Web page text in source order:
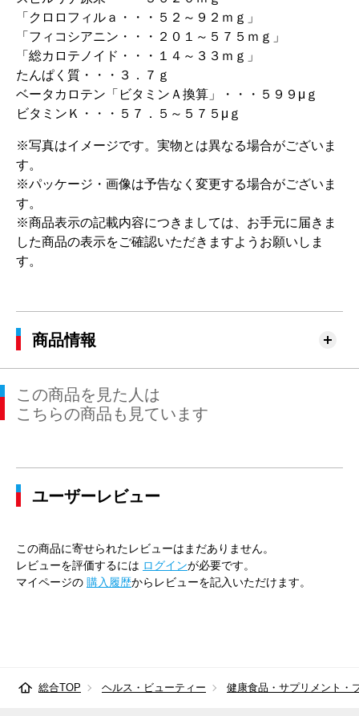
「クロロフィルａ・・・５２～９２ｍｇ」
「フィコシアニン・・・２０１～５７５ｍｇ」
「総カロテノイド・・・１４～３３ｍｇ」
たんぱく質・・・３．７ｇ
ベータカロテン「ビタミンＡ換算」・・・５９９μｇ
ビタミンＫ・・・５７．５～５７５μｇ
※写真はイメージです。実物とは異なる場合がございま
す。
※パッケージ・画像は予告なく変更する場合がございま
す。
※商品表示の記載内容につきましては、お手元に届きま
した商品の表示をご確認いただきますようお願いしま
す。
商品情報
この商品を見た人は
こちらの商品も見ています
ユーザーレビュー
この商品に寄せられたレビューはまだありません。
レビューを評価するには ログインが必要です。
マイページの 購入履歴からレビューを記入いただけます。
総合TOP ヘルス・ビューティー 健康食品・サプリメント・